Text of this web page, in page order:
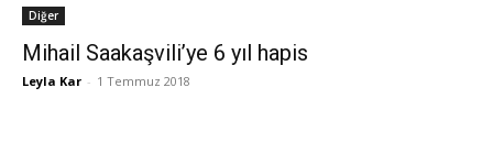
Diğer
Mihail Saakaşvili’ye 6 yıl hapis
Leyla Kar - 1 Temmuz 2018